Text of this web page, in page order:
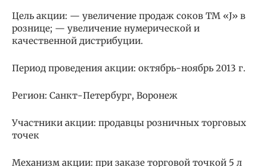
Цель акции: — увеличение продаж соков ТМ «J» в
рознице; — увеличение нумерической и
качественной дистрибуции.
Период проведения акции: октябрь-ноябрь 2013 г.
Регион: Санкт-Петербург, Воронеж
Участники акции: продавцы розничных торговых
точек
Механизм акции: при заказе торговой точкой 5 л